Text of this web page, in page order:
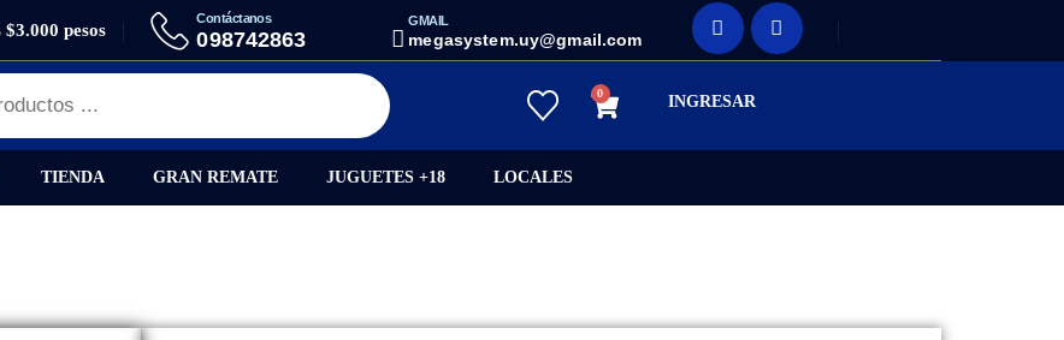
pesos
Contáctanos
098742863
GMAIL
megasystem.uy@gmail.com
0 INGRESAR
TIENDA GRAN REMATE JUGUETES +18 LOCALES
DE CARGA XIAOMI REDMI NOTE 9/ REDMI 10X